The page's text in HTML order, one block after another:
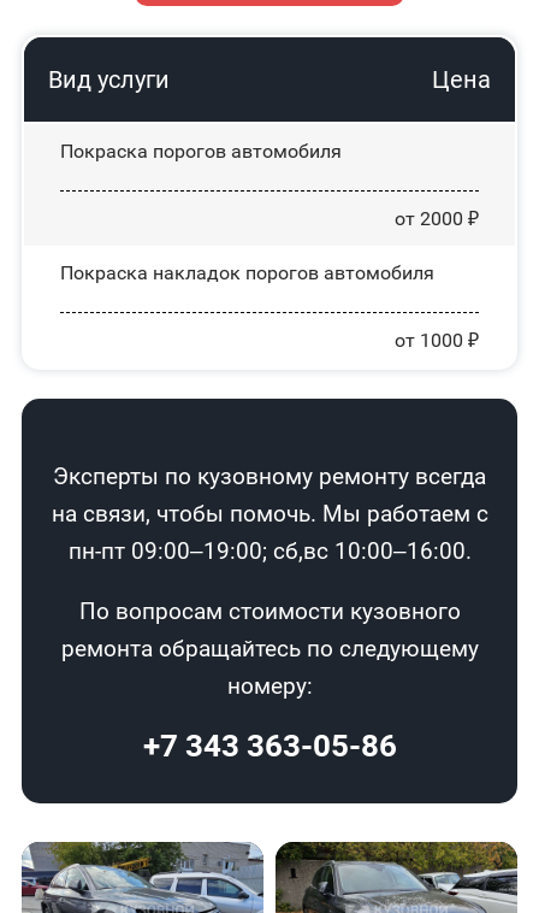
Вид услуги Цена
Покраска порогов автомобиля
от 2000 ₽
Покраска накладок порогов автомобиля
от 1000 ₽
Эксперты по кузовному ремонту всегда
на связи, чтобы помочь. Мы работаем с
пн-пт 09:00–19:00; сб,вс 10:00–16:00.
По вопросам стоимости кузовного
ремонта обращайтесь по следующему
номеру:
+7 343 363-05-86